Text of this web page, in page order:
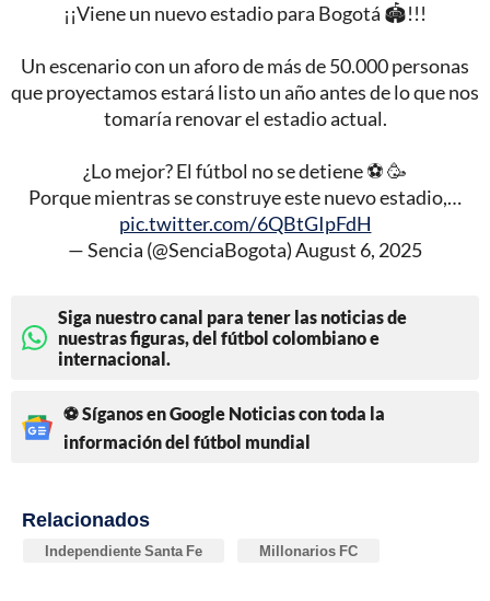
¡¡Viene un nuevo estadio para Bogotá 🏟️!!!
Un escenario con un aforo de más de 50.000 personas
que proyectamos estará listo un año antes de lo que nos
tomaría renovar el estadio actual.
¿Lo mejor? El fútbol no se detiene ⚽ 🥳
Porque mientras se construye este nuevo estadio,…
pic.twitter.com/6QBtGIpFdH
— Sencia (@SenciaBogota)August 6, 2025
Siga nuestro canal para tener las noticias de
nuestras figuras, del fútbol colombiano e
internacional.
⚽ Síganos en Google Noticias con toda la
información del fútbol mundial
Relacionados
Independiente Santa Fe Millonarios FC